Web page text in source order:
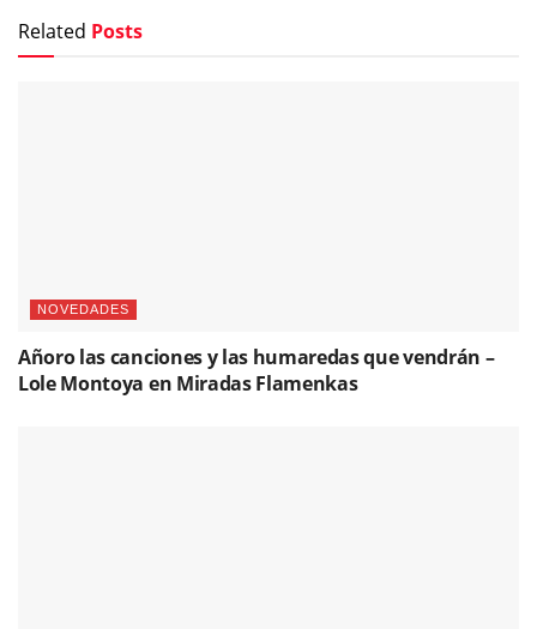
Related Posts
NOVEDADES
Añoro las canciones y las humaredas que vendrán –
Lole Montoya en Miradas Flamenkas